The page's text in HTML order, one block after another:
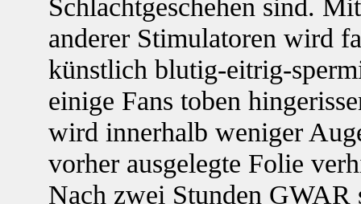
anderer Stimulatoren wird
künstlich blutig-eitrig-
einige Fans toben
wird innerhalb weniger
vorher ausgelegte Folie
Nach zwei Stunden